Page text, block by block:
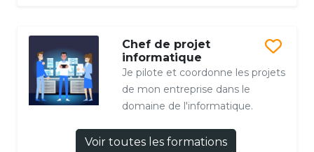
Chef de projet
informatique
Je pilote et coordonne les projets
de mon entreprise dans le
domaine de l'informatique.
Voir toutes les formations